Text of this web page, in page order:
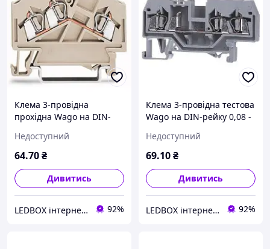
Клема 3-провідна
прохідна Wago на DIN-
998
Недоступний
64.70₴
Дивитись
LEDBOX інтернет-магазин 92%
Клема 3-провідна тестова
Wago на DIN-рейку 0,08 -
Недоступний
69.10₴
Дивитись
LEDBOX інтернет-магазин 92%